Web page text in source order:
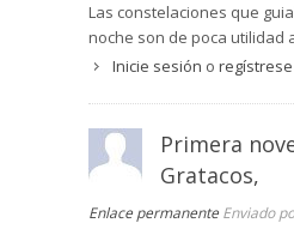
Las constelaciones que
noche son de poca utilidad
hemisferio. Un problema
hombres durante dos años.
Es cierto que Magallanes
Inicie sesión o regístrese
Primera
Gratacos,
Enlace permanente Enviado